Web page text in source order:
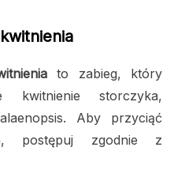
to zabieg, który
kwitnienie storczyka,
Aby przyciąć
postępuj zgodnie z